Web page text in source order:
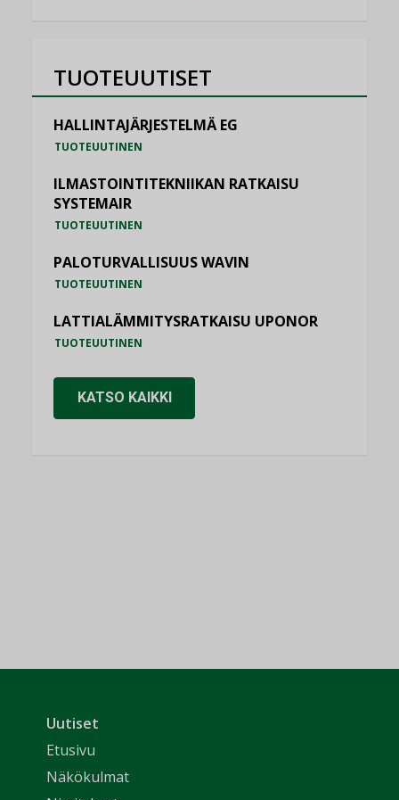
TUOTEUUTISET
HALLINTAJÄRJESTELMÄ EG
TUOTEUUTINEN
ILMASTOINTITEKNIIKAN RATKAISU
SYSTEMAIR
TUOTEUUTINEN
PALOTURVALLISUUS WAVIN
TUOTEUUTINEN
LATTIALÄMMITYSRATKAISU UPONOR
TUOTEUUTINEN
KATSO KAIKKI
Uutiset
Etusivu
Näkökulmat